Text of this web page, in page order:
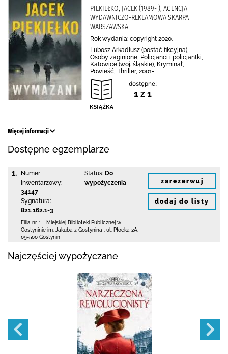
PIEKIEŁKO, JACEK (1989- ), AGENCJA
WYDAWNICZO-REKLAMOWA SKARPA
WARSZAWSKA
Rok wydania: copyright 2020.
Lubosz Arkadiusz (postać fikcyjna),
Osoby zaginione, Policjanci i policjantki,
Katowice (woj. śląskie), Kryminał,
Powieść, Thriller, 2001-
dostępne:
1 z 1
Więcej informacji
Dostępne egzemplarze
1.
Numer
inwentarzowy:
34147
Sygnatura:
821.162.1-3
Status: Do
wypożyczenia
Filia nr 1 - Miejskiej Biblioteki Publicznej w
Gostyninie im. Jakuba z Gostynina
ul. Płocka 2A
09-500 Gostynin
zarezerwuj
dodaj do listy
Najczęściej wypożyczane